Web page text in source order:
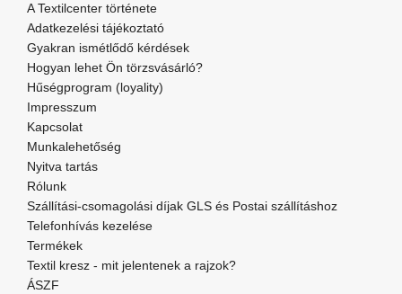
A Textilcenter története
Adatkezelési tájékoztató
Gyakran ismétlődő kérdések
Hogyan lehet Ön törzsvásárló?
Hűségprogram (loyality)
Impresszum
Kapcsolat
Munkalehetőség
Nyitva tartás
Rólunk
Szállítási-csomagolási díjak GLS és Postai szállításhoz
Telefonhívás kezelése
Termékek
Textil kresz - mit jelentenek a rajzok?
ÁSZF